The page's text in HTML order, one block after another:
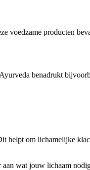
voedzame producten
benadrukt
helpt om lichamelijke
aan wat jouw lichaam